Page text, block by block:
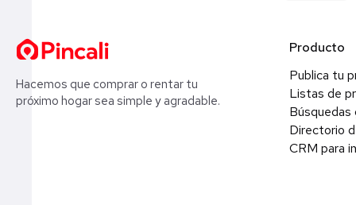
Hacemos que comprar o rentar tu
próximo hogar sea simple y agradable.
Producto
Publica tu
Listas de
Búsquedas
Directorio
CRM para